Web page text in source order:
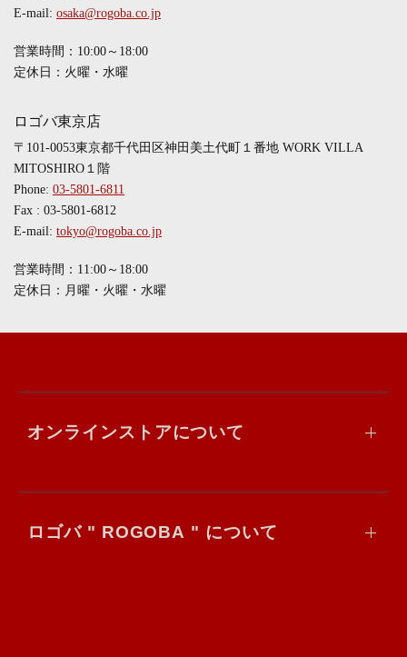
E-mail:osaka@rogoba.co.jp
営業時間：10:00～18:00
定休日：火曜・水曜
ロゴバ東京店
〒101-0053東京都千代田区神田美土代町１番地 WORK VILLA
MITOSHIRO１階
Phone:03-5801-6811
Fax : 03-5801-6812
E-mail:tokyo@rogoba.co.jp
営業時間：11:00～18:00
定休日：月曜・火曜・水曜
オンラインストアについて
ロゴバ " ROGOBA " について